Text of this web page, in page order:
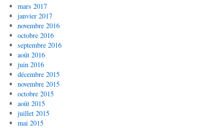
mars 2017
janvier 2017
novembre 2016
octobre 2016
septembre 2016
août 2016
juin 2016
décembre 2015
novembre 2015
octobre 2015
août 2015
juillet 2015
mai 2015